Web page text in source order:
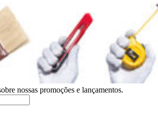
nossas promoções e lançamentos.